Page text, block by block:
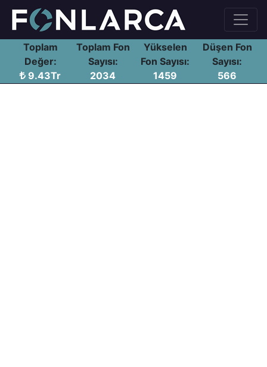
Toplam
Değer:
9.43Tr
Toplam Fon
Sayısı:
2034
Yükselen
Fon Sayısı:
1459
Düşen Fon
Sayısı:
566